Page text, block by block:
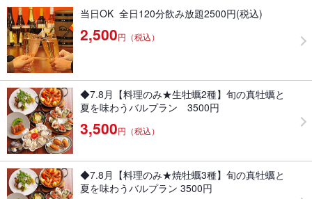
当日OK 全日120分飲み放題2500円(税込)
2,500円（税込）
◆7.8月【料理のみ★生牡蠣2種】旬の真牡蠣と
夏を味わうバルプラン 3500円
3,500円（税込）
◆7.8月【料理のみ★焼牡蠣3種】旬の真牡蠣と
夏を味わうバルプラン 3500円